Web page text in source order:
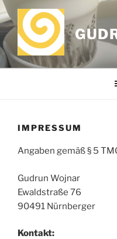
Zum
Inhalt
springen
IMPRESSUM
Angaben gemäß § 5
Gudrun Wojnar
Ewaldstraße 76
90491 Nürnberger
Kontakt: